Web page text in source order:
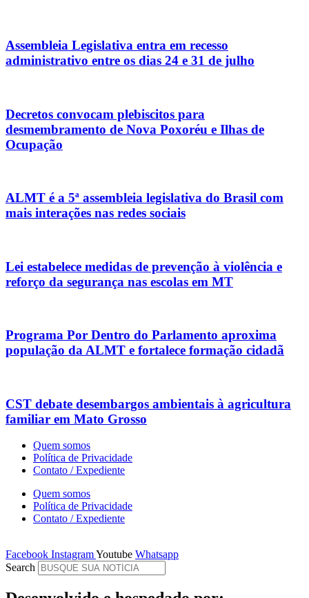
Assembleia Legislativa entra em recesso
administrativo entre os dias 24 e 31 de julho
Decretos convocam plebiscitos para
desmembramento de Nova Poxoréu e Ilhas de
Ocupação
ALMT é a 5ª assembleia legislativa do Brasil com
mais interações nas redes sociais
Lei estabelece medidas de prevenção à violência e
reforço da segurança nas escolas em MT
Programa Por Dentro do Parlamento aproxima
população da ALMT e fortalece formação cidadã
CST debate desembargos ambientais à agricultura
familiar em Mato Grosso
Quem somos
Política de Privacidade
Contato / Expediente
Quem somos
Política de Privacidade
Contato / Expediente
Facebook InstagramYoutube Whatsapp
Search